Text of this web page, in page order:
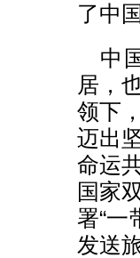
了中
中
居，
领下
迈出
命运
国家
署“一
发送